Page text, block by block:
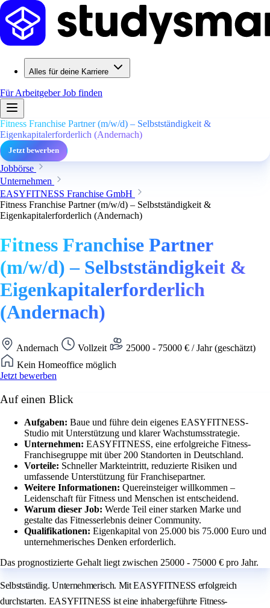
Alles für deine Karriere
Für ArbeitgeberJob finden
Fitness Franchise Partner (m/w/d) – Selbstständigkeit &
Eigenkapitalerforderlich (Andernach)
Jetzt bewerben
Jobbörse
Unternehmen
EASYFITNESS Franchise GmbH
Fitness Franchise Partner (m/w/d) – Selbstständigkeit &
Eigenkapitalerforderlich (Andernach)
Fitness Franchise Partner
(m/w/d) – Selbstständigkeit &
Eigenkapitalerforderlich
(Andernach)
Andernach Vollzeit
25000 - 75000 € / Jahr (geschätzt)
Kein Homeoffice möglich
Jetzt bewerben
Auf einen Blick
Aufgaben: Baue und führe dein eigenes EASYFITNESS-
Studio mit Unterstützung und klarer Wachstumsstrategie.
Unternehmen: EASYFITNESS, eine erfolgreiche Fitness-
Franchisegruppe mit über 200 Standorten in Deutschland.
Vorteile: Schneller Markteintritt, reduzierte Risiken und
umfassende Unterstützung für Franchisepartner.
Weitere Informationen: Quereinsteiger willkommen –
Leidenschaft für Fitness und Menschen ist entscheidend.
Warum dieser Job: Werde Teil einer starken Marke und
gestalte das Fitnesserlebnis deiner Community.
Qualifikationen: Eigenkapital von 25.000 bis 75.000 Euro und
unternehmerisches Denken erforderlich.
Das prognostizierte Gehalt liegt zwischen 25000 - 75000 € pro Jahr.
Selbstständig. Unternehmerisch. Mit EASYFITNESS erfolgreich
durchstarten. EASYFITNESS ist eine inhabergeführte Fitness-